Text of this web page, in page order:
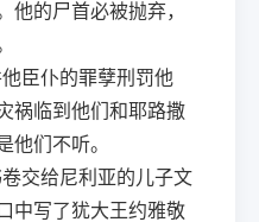
他的尸首必被抛弃，
臣仆的罪孽刑罚他
祸临到他们和耶路撒
他们不听。
交给尼利亚的儿子文
中写了犹大王约雅敬